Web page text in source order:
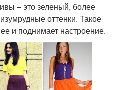
– это зеленый, более
оттенки. Такое
и поднимает настроение.